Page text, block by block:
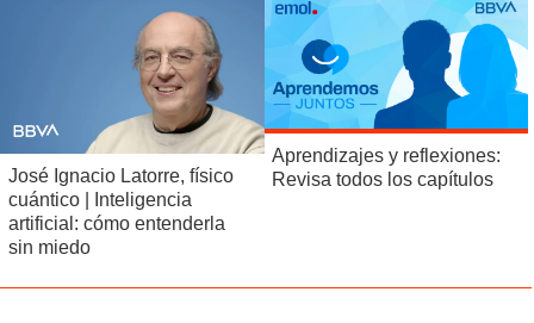
José Ignacio Latorre, físico
cuántico | Inteligencia
artificial: cómo entenderla
sin miedo
Aprendizajes y reflexiones:
Revisa todos los capítulos